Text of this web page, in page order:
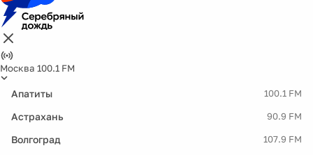
Москва 100.1 FM
Апатиты 100.1 FM
Астрахань 90.9 FM
Волгоград 107.9 FM